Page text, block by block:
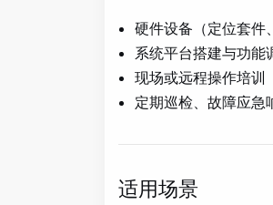
硬件设备（定位套件
系统平台搭建与功能
现场或远程操作培训
定期巡检、故障应急
适用场景